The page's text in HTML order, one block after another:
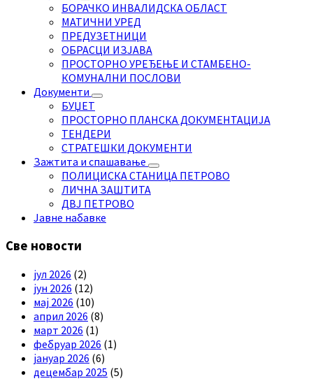
БОРАЧКО ИНВАЛИДСКА ОБЛАСТ
МАТИЧНИ УРЕД
ПРЕДУЗЕТНИЦИ
ОБРАСЦИ ИЗЈАВА
ПРОСТОРНО УРЕЂЕЊЕ И СТАМБЕНО-
КОМУНАЛНИ ПОСЛОВИ
Документи
БУЏЕТ
ПРОСТОРНО ПЛАНСКА ДОКУМЕНТАЦИЈА
ТЕНДЕРИ
СТРАТЕШКИ ДОКУМЕНТИ
Зажтита и спашавање
ПОЛИЦИСКА СТАНИЦА ПЕТРОВО
ЛИЧНА ЗАШТИТА
ДВЈ ПЕТРОВО
Јавне набавке
Све новости
јул 2026 (2)
јун 2026 (12)
мај 2026 (10)
април 2026 (8)
март 2026 (1)
фебруар 2026 (1)
јануар 2026 (6)
децембар 2025 (5)